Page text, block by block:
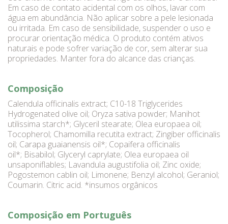
Em caso de contato acidental com os olhos, lavar com
água em abundância. Não aplicar sobre a pele lesionada
ou irritada. Em caso de sensibilidade, suspender o uso e
procurar orientação médica. O produto contém ativos
naturais e pode sofrer variação de cor, sem alterar sua
propriedades. Manter fora do alcance das crianças.
Composição
Calendula officinalis extract; C10-18 Triglycerides
Hydrogenated olive oil; Oryza sativa powder; Manihot
utilissima starch*; Glyceril stearate; Olea europaea oil;
Tocopherol; Chamomilla recutita extract; Zingiber officinalis
oil; Carapa guaianensis oil*; Copaifera officinalis
oil*; Bisabilol; Glyceryl caprylate; Olea europaea oil
unsaponiflables; Lavandula augustifolia oil; Zinc oxide;
Pogostemon cablin oil; Limonene; Benzyl alcohol; Geraniol;
Coumarin. Citric acid. *insumos orgânicos
Composição em Português